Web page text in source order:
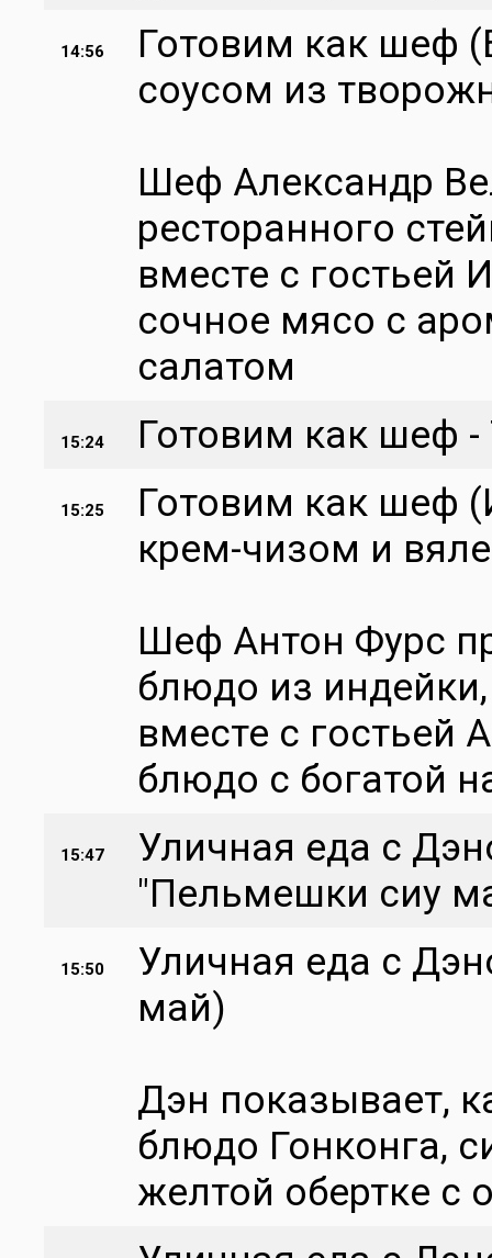
14:56
Готовим как шеф
соусом из
Шеф Александр
ресторанного
вместе с гостьей
сочное мясо с
салатом
15:24 Готовим как шеф -
15:25
Готовим как шеф
крем-чизом и
Шеф Антон Фурс
блюдо из
вместе с гостьей
блюдо с богатой
15:47
Уличная еда с
"Пельмешки сиу
15:50
Уличная еда с
май)
Дэн показывает,
блюдо Гонконга,
желтой обертке с